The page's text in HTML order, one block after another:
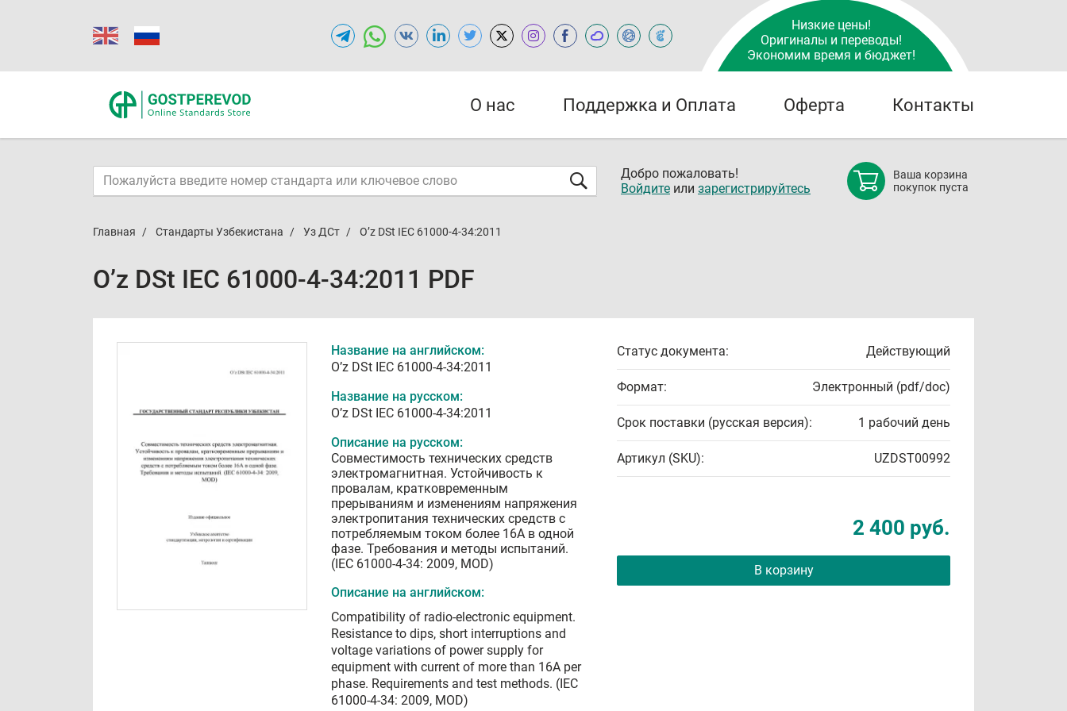
Низкие цены!
Оригиналы и переводы!
Экономим время и бюджет!
О нас Поддержка и Оплата Оферта Контакты
Добро пожаловать!
Войдите или зарегистрируйтесь
Ваша корзина
покупок пуста
Главная Стандарты Узбекистана Уз ДСт O’z DSt IEC 61000-4-34:2011
O’z DSt IEC 61000-4-34:2011 PDF
Название на английском:
O’z DSt IEC 61000-4-34:2011
Название на русском:
O’z DSt IEC 61000-4-34:2011
Описание на русском:
Совместимость технических средств
электромагнитная. Устойчивость к
провалам, кратковременным
прерываниям и изменениям напряжения
электропитания технических средств с
потребляемым током более 16А в одной
фазе. Требования и методы испытаний.
(IEC 61000-4-34: 2009, MOD)
Описание на английском:
Compatibility of radio-electronic equipment.
Resistance to dips, short interruptions and
voltage variations of power supply for
equipment with current of more than 16A per
phase. Requirements and test methods. (IEC
61000-4-34: 2009, MOD)
Статус документа: Действующий
Формат: Электронный (pdf/doc)
Срок поставки (русская версия): 1 рабочий день
Артикул (SKU): UZDST00992
2 400 руб.
В корзину